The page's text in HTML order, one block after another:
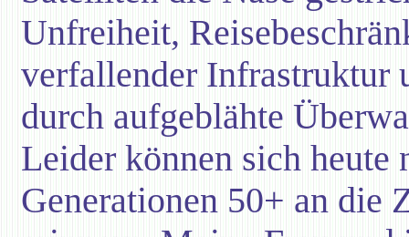
Unfreiheit,
verfallender Infrastruktur
durch aufgeblähte
Leider können sich heute
Generationen 50+ an die